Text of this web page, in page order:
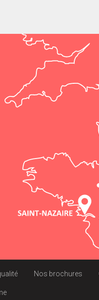
Nos brochures